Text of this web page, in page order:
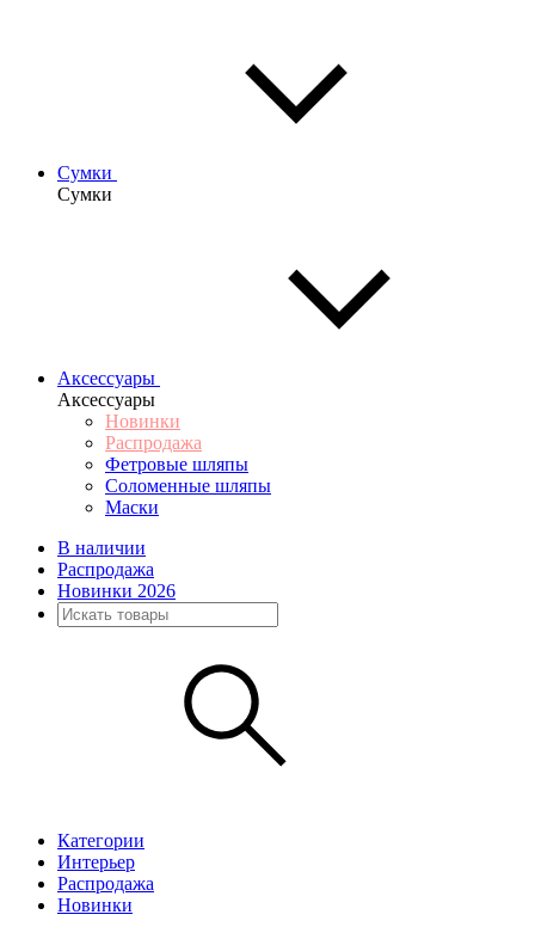
Сумки
Сумки
Аксессуары
Аксессуары
Новинки
Распродажа
Фетровые шляпы
Соломенные шляпы
Маски
В наличии
Распродажа
Новинки 2026
Категории
Интерьер
Распродажа
Новинки